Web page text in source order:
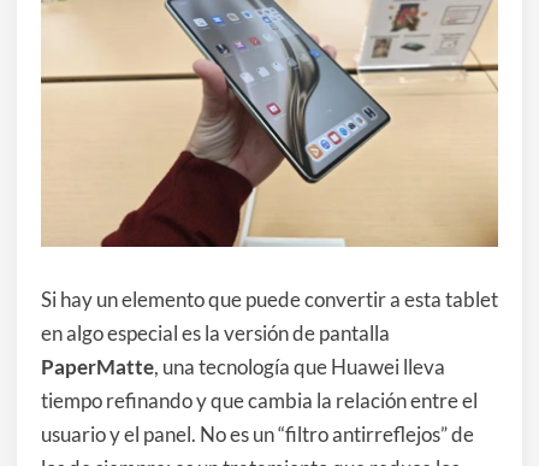
Si hay un elemento que puede convertir a esta tablet
en algo especial es la versión de pantalla
PaperMatte, una tecnología que Huawei lleva
tiempo refinando y que cambia la relación entre el
usuario y el panel. No es un “filtro antirreflejos” de